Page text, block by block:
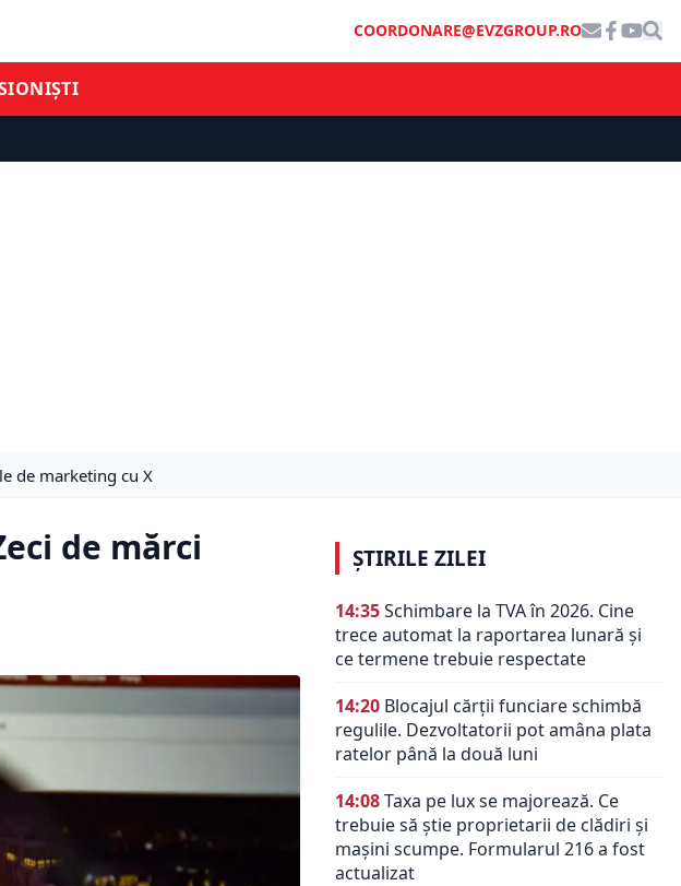
COORDONARE@EVZGROUP.RO
de marketing cu X
de mărci
ȘTIRILE ZILEI
14:35Schimbare la TVA în 2026. Cine
trece automat la raportarea lunară și
ce termene trebuie respectate
14:20 Blocajul cărții funciare schimbă
regulile. Dezvoltatorii pot amâna plata
ratelor până la două luni
14:08Taxa pe lux se majorează. Ce
trebuie să știe proprietarii de clădiri și
mașini scumpe. Formularul 216 a fost
actualizat